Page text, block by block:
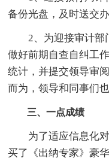
备份光盘，及时送交办
2、为迎接审计部门
做好前期自查自纠工
统计，并提交领导审
而为，领导和同事们
三、一点成绩
为了适应信息化对
买了《出纳专家》豪